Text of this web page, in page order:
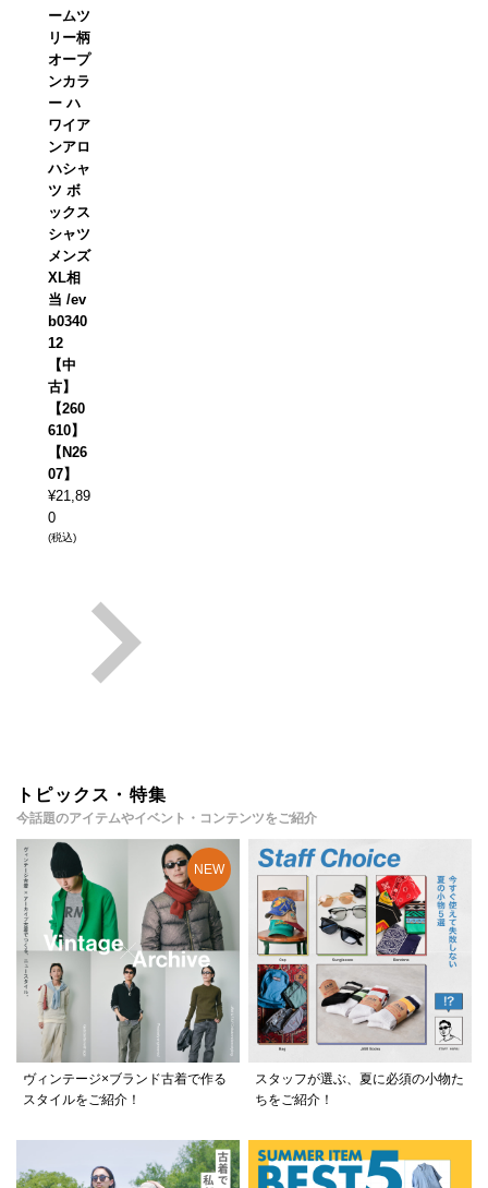
ームツ
リー柄
オープ
ンカラ
ー ハ
ワイア
ンアロ
ハシャ
ツ ボ
ックス
シャツ
メンズ
XL相
当 /ev
b0340
12
【中
古】
【260
610】
【N26
07】
¥21,89
0
(税込)
トピックス・特集
今話題のアイテムやイベント・コンテンツをご紹介
ヴィンテージ×ブランド古着で作る
スタイルをご紹介！
スタッフが選ぶ、夏に必須の小物た
ちをご紹介！